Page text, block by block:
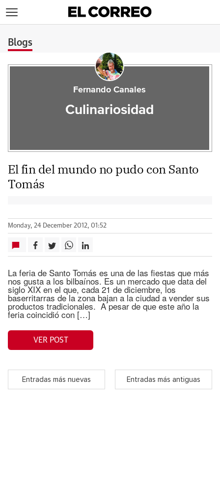
Blogs
Fernando Canales
Culinariosidad
El fin del mundo no pudo con Santo
Tomás
Monday, 24 December 2012, 01:52
La feria de Santo Tomás es una de las fiestas que más
nos gusta a los bilbaínos. Es un mercado que data del
siglo XIX en el que, cada 21 de diciembre, los
baserritarras de la zona bajan a la ciudad a vender sus
productos tradicionales. A pesar de que este año la
feria coincidió con […]
VER POST
Entradas más nuevas Entradas más antiguas